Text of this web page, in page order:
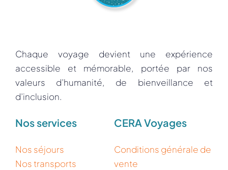
Chaque voyage devient une expérience
accessible et mémorable, portée par nos
valeurs d’humanité, de bienveillance et
d’inclusion.
Nos services
Nos séjours
Nos transports
CERA Voyages
Conditions générale de
vente